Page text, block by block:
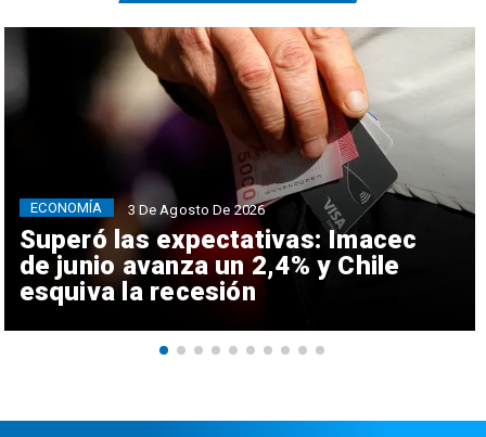
Superó las expectativas: Imacec
de junio avanza un 2,4% y Chile
esquiva la recesión
ECONOMÍA 3 De Agosto De 2026